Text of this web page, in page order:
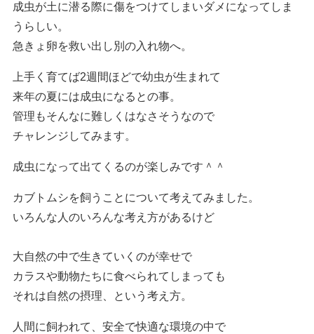
成虫が土に潜る際に傷をつけてしまいダメになってしま
うらしい。
急きょ卵を救い出し別の入れ物へ。
上手く育てば2週間ほどで幼虫が生まれて
来年の夏には成虫になるとの事。
管理もそんなに難しくはなさそうなので
チャレンジしてみます。
成虫になって出てくるのが楽しみです＾＾
カブトムシを飼うことについて考えてみました。
いろんな人のいろんな考え方があるけど
大自然の中で生きていくのが幸せで
カラスや動物たちに食べられてしまっても
それは自然の摂理、という考え方。
人間に飼われて、安全で快適な環境の中で